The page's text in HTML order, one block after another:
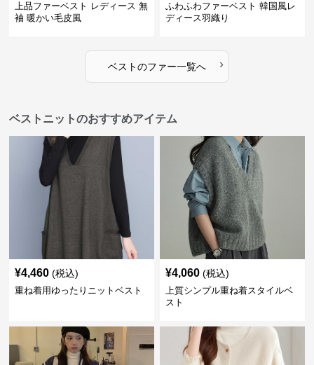
上品ファーベスト レディース 無
袖 暖かい毛皮風
ふわふわファーベスト 韓国風レ
ディース羽織り
ベストのファー一覧へ ›
ベストニットのおすすめアイテム
¥4,460 (税込)
重ね着用ゆったりニットベスト
¥4,060 (税込)
上質シンプル重ね着スタイルベ
スト